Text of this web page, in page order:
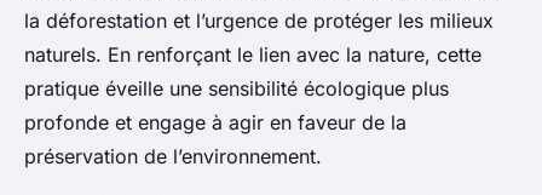
la déforestation et l’urgence de protéger les milieux
naturels. En renforçant le lien avec la nature, cette
pratique éveille une sensibilité écologique plus
profonde et engage à agir en faveur de la
préservation de l’environnement.